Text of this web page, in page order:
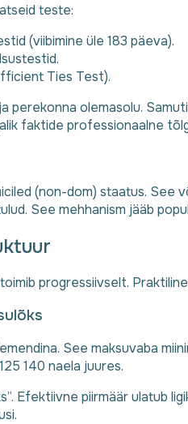
teste:
(viibimine üle 183 päeva).
Ties Test).
perekonna olemasolu.
faktide professionaalne
(non-dom) staatus. See
See mehhanism jääb
progressiivselt.
See maksuvaba
140 naela juures.
Efektiivne piirmäär ulatub